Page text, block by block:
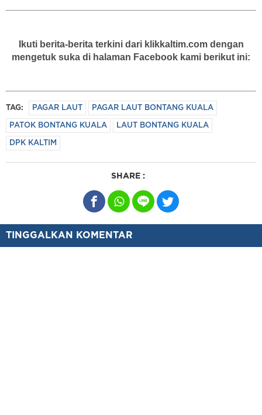
Ikuti berita-berita terkini dari klikkaltim.com dengan
mengetuk suka di halaman Facebook kami berikut ini:
TAG: PAGAR LAUT PAGAR LAUT BONTANG KUALA
PATOK BONTANG KUALA LAUT BONTANG KUALA
DPK KALTIM
SHARE :
TINGGALKAN KOMENTAR